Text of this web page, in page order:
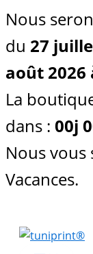
Nous
du 27
août 2026
La
dans : 00j
Nous
Vacances.
Aller